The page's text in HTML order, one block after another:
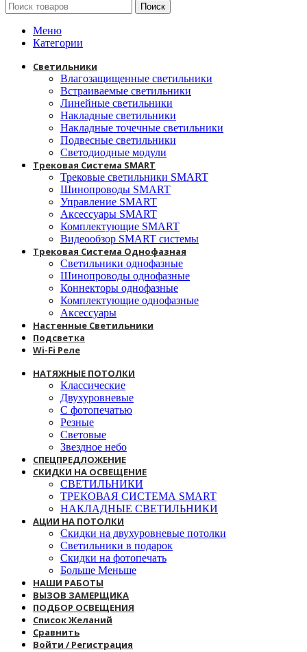
Поиск
Меню
Категории
Светильники
Влагозащищенные светильники
Встраиваемые светильники
Линейные светильники
Накладные светильники
Накладные точечные светильники
Подвесные светильники
Светодиодные модули
Трековая Система SMART
Трековые светильники SMART
Шинопроводы SMART
Управление SMART
Аксессуары SMART
Комплектующие SMART
Видеообзор SMART системы
Трековая Система Однофазная
Светильники однофазные
Шинопроводы однофазные
Коннекторы однофазные
Комплектующие однофазные
Аксессуары
Настенные Светильники
Подсветка
Wi-Fi Реле
НАТЯЖНЫЕ ПОТОЛКИ
Классические
Двухуровневые
С фотопечатью
Резные
Световые
Звездное небо
СПЕЦПРЕДЛОЖЕНИЕ
СКИДКИ НА ОСВЕЩЕНИЕ
СВЕТИЛЬНИКИ
ТРЕКОВАЯ СИСТЕМА SMART
НАКЛАДНЫЕ СВЕТИЛЬНИКИ
АЦИИ НА ПОТОЛКИ
Скидки на двухуровневые потолки
Светильники в подарок
Скидки на фотопечать
Больше Меньше
НАШИ РАБОТЫ
ВЫЗОВ ЗАМЕРЩИКА
ПОДБОР ОСВЕЩЕНИЯ
Список Желаний
Сравнить
Войти / Регистрация